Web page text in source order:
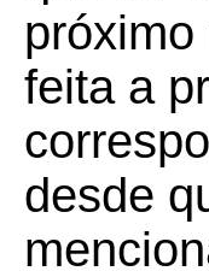
feita a
desde